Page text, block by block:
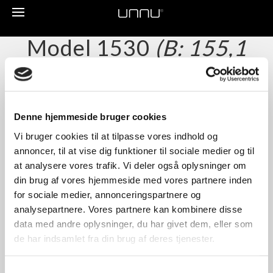
Denne hjemmeside bruger cookies
Vi bruger cookies til at tilpasse vores indhold og
annoncer, til at vise dig funktioner til sociale medier og til
at analysere vores trafik. Vi deler også oplysninger om
din brug af vores hjemmeside med vores partnere inden
for sociale medier, annonceringspartnere og
analysepartnere. Vores partnere kan kombinere disse
data med andre oplysninger, du har givet dem, eller som
de har indsamlet fra din brug af deres tjenester.
Toggle
navigationModel 1530 (B: 155,1
bagbeklædning.
Et rum kan enten være åbent eller have en stof eller
trælåge monteret.
Model 1530 kan ikke monteres med skuffer.